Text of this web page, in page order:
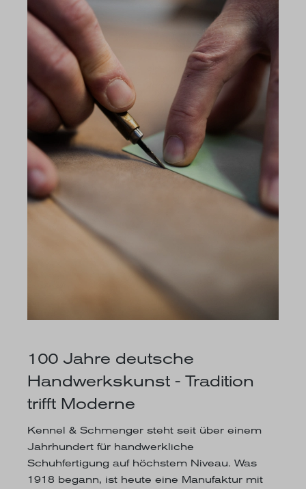
100 Jahre deutsche
Handwerkskunst - Tradition
trifft Moderne
Kennel & Schmenger steht seit über einem
Jahrhundert für handwerkliche
Schuhfertigung auf höchstem Niveau. Was
1918 begann, ist heute eine Manufaktur mit